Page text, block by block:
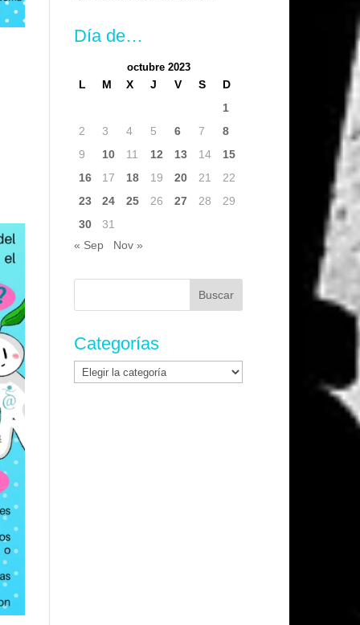
Día de…
octubre 2023
L M X J V S
D
1
2
3 4 5 6 7
8
9
10 11 12 13 14
15
16
17 18 19 20 21
22
23
24 25 26 27 28
29
30
31
« Sep
Nov »
Buscar:
Categorías
Categorías